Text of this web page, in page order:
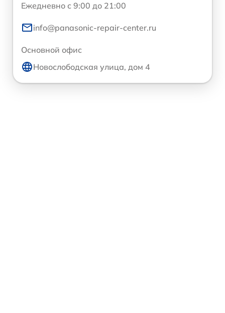
Ежедневно с 9:00 до 21:00
info@panasonic-repair-center.ru
Основной офис
Новослободская улица, дом 4